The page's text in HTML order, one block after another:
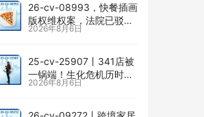
26-cv-08993，快餐插画
版权维权案，法院已驳回
批量合并，剩余商家不要
2026年8月6日
25-cv-25907㇑341店被
一锅端！生化危机历时半
年TRO传票已发，8月24
2026年8月6日